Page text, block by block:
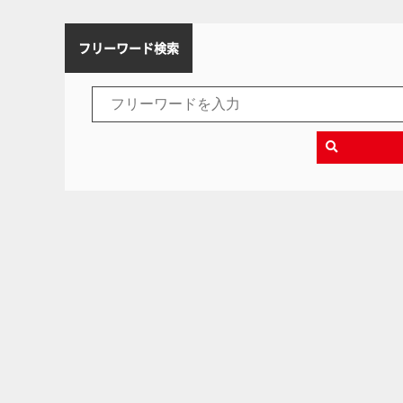
フリーワード検索